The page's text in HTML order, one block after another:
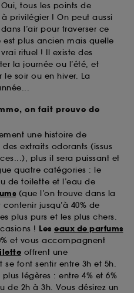
tous les points de
privilégier ! On peut aussi
l’air pour traverser ce
plus ancien mais quelle
rituel ! Il existe des
la journée ou l’été, et
le soir ou en hiver. La
on fait preuve de
une histoire de
extraits odorants (issus
plus il sera puissant et
quatre catégories : le
de toilette et l’eau de
(que l’on trouve dans la
jusqu’à 40% de
plus purs et les plus chers.
! Les eaux de parfums
et vous accompagnent
offrent une
se font sentir entre 3h et 5h.
légères : entre 4% et 6%
de 2h à 3h. Vous désirez un